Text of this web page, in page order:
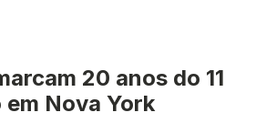
20 anos do 11
Nova York